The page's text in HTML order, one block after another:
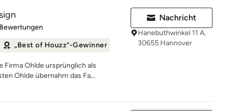
5 von 5 Sternen
„Best of Houzz“-Gewinner
Firma Ohlde ursprünglich als
Ohlde übernahm das Fa...
Nachricht
Hanebuthwinkel 11 A,
30655 Hannover